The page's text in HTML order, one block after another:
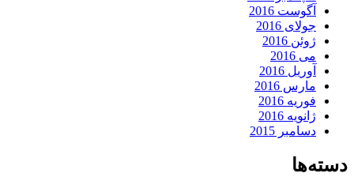
آگوست 2016
جولای 2016
ژوئن 2016
می 2016
آوریل 2016
مارس 2016
فوریه 2016
ژانویه 2016
دسامبر 2015
دسته‌ها